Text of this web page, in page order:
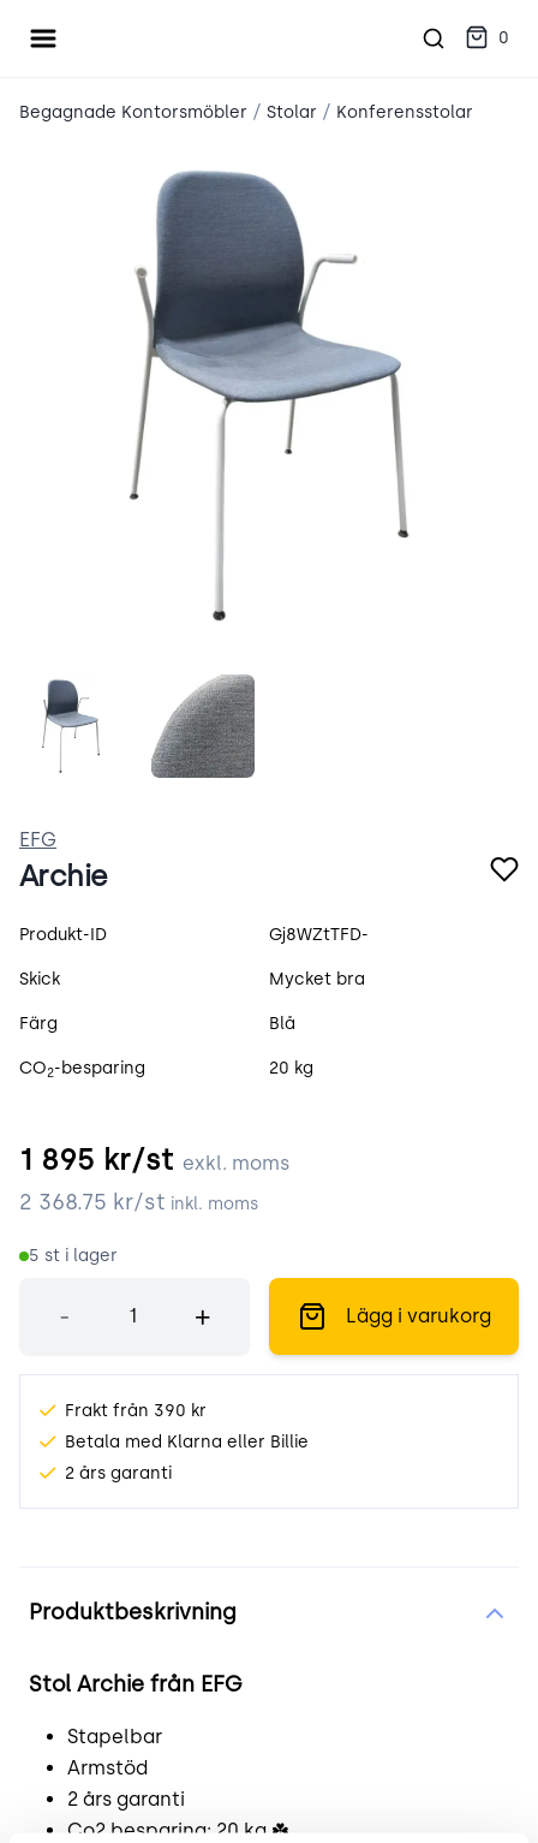
Öppna meny 0
Begagnade Kontorsmöbler / Stolar / Konferensstolar
bcNtQXlF4GOj.webp
archie.webp
EFG
Archie
Produktspecifikation
Produkt-ID Gj8WZtTFD-
Skick Mycket bra
Färg Blå
CO2-besparing 20 kg
1 895 kr/st exkl. moms
2 368.75 kr/st inkl. moms
5 st i lager
- + Lägg i varukorg
Frakt från 390 kr
Betala med Klarna eller Billie
2 års garanti
Produktbeskrivning
Stol Archie från EFG
Stapelbar
Armstöd
2 års garanti
Co2 besparing: 20 kg ☘️